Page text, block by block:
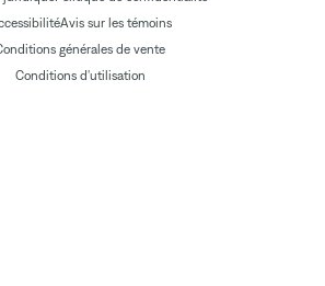
Avis sur les témoins
générales de vente
Conditions d'utilisation